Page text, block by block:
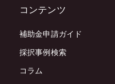
コンテンツ
補助金申請ガイド
採択事例検索
コラム